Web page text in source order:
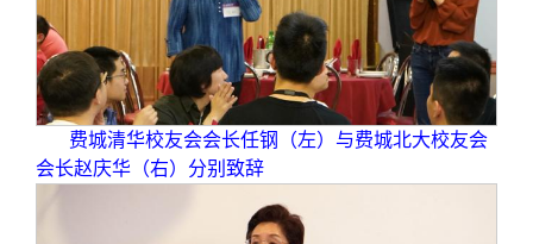
费城清华校友会会长任钢（左）与费城北大校友会
会长赵庆华（右）分别致辞